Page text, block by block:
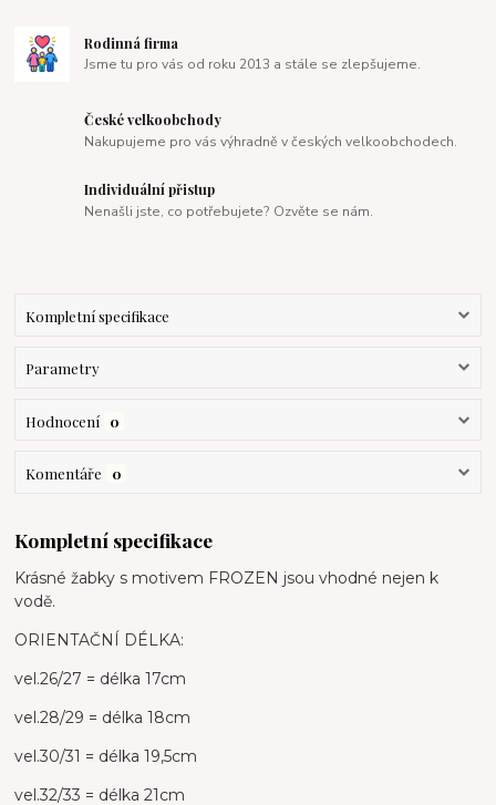
Rodinná firma
Jsme tu pro vás od roku 2013 a stále se zlepšujeme.
České velkoobchody
Nakupujeme pro vás výhradně v českých velkoobchodech.
Individuální přistup
Nenašli jste, co potřebujete? Ozvěte se nám.
Kompletní specifikace
Parametry
Hodnocení 0
Komentáře 0
Kompletní specifikace
Krásné žabky s motivem FROZEN jsou vhodné nejen k
vodě.
ORIENTAČNÍ DÉLKA:
vel.26/27 = délka 17cm
vel.28/29 = délka 18cm
vel.30/31 = délka 19,5cm
vel.32/33 = délka 21cm